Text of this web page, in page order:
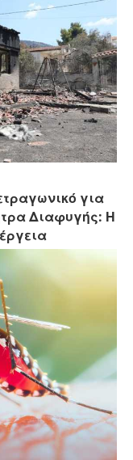
για
Διαφυγής: Η